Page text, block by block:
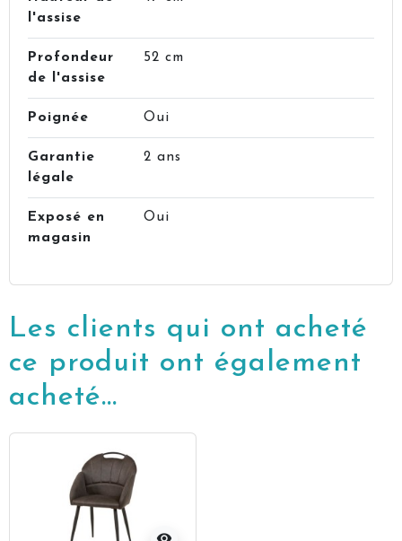
l'assise
Profondeur
de l'assise
52 cm
Poignée Oui
Garantie
légale
2 ans
Exposé en
magasin
Oui
Les clients qui ont acheté
ce produit ont également
acheté...